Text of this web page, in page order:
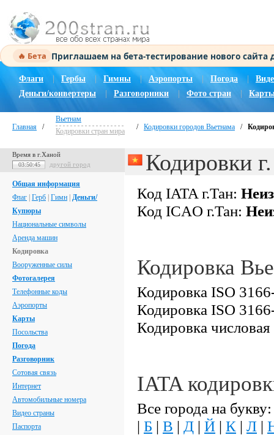
🔥 Бета Приглашаем на бета-тестирование нового
Флаги Гербы Гимны | Аэропорты Погода |
Деньги/конвертеры
Разговорники Фото стран
Главная /
Вьетнам
Кодировки стран мира
/ Кодировки городов Вьетнама /
Время в г.Ханой
03:50:46 другой город
Общая информация
Флаг Герб Гимн Деньги/
Купюры
Национальные символы
Аренда машин
Кодировка
Вооруженные силы
Фотогалерея
Телефонные коды
Аэропорты
Карты
Посольства
Погода
Разговорник
Сотовая связь
Интернет
Автомобильные номера
Видео страны
Паспорта
Кодировки
Код IATA г.Тан:
Код ICAO г.Тан:
Кодировка
Кодировка ISO
Кодировка ISO
Кодировка
IATA
Все города на букву:
| Б | В | Д | Й | К | Л |